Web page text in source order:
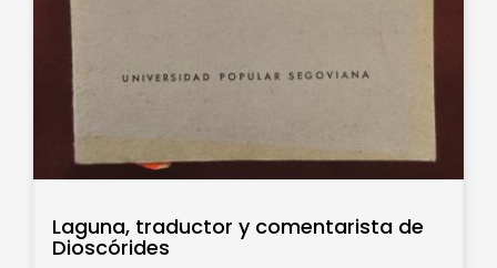
Laguna, traductor y comentarista de
Dioscórides